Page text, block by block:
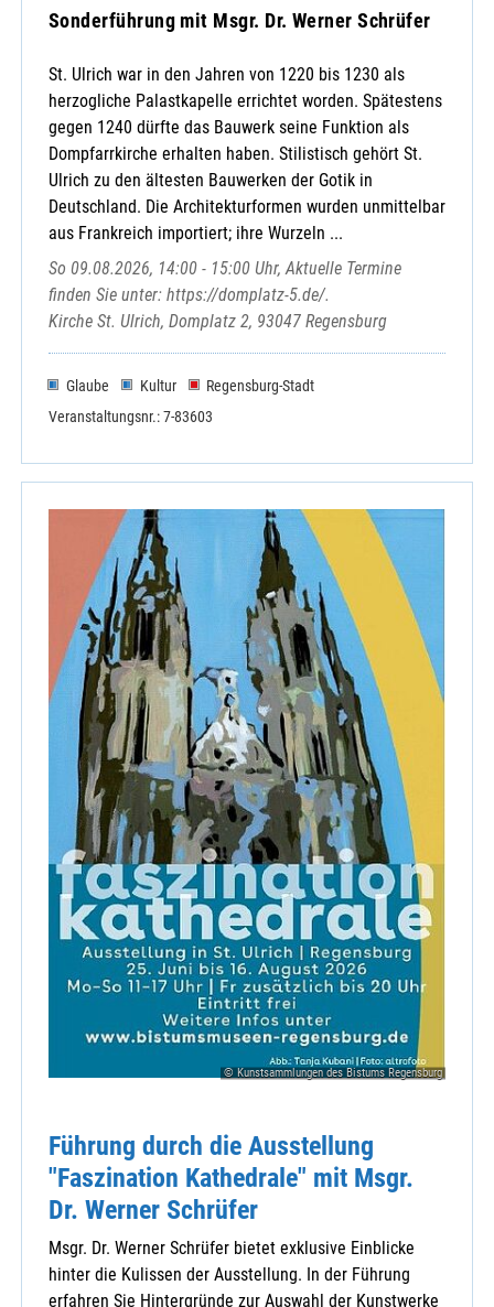
Utzenhofen / St. Vitus
Vilshofen / St. Michael
Caritas-Verband
Ehevorbereitung
Elternschule
Malteser Hilfsdienst e.V.
Sozialdienst Kath. Frauen
Sonderführung mit Msgr. Dr. Werner Schrüfer
St. Ulrich war in den Jahren von 1220 bis 1230 als
herzogliche Palastkapelle errichtet worden. Spätestens
gegen 1240 dürfte das Bauwerk seine Funktion als
Dompfarrkirche erhalten haben. Stilistisch gehört St.
Ulrich zu den ältesten Bauwerken der Gotik in
Deutschland. Die Architekturformen wurden unmittelbar
aus Frankreich importiert; ihre Wurzeln ...
So 09.08.2026, 14:00 - 15:00 Uhr, Aktuelle Termine
finden Sie unter: https://domplatz-5.de/.
Kirche St. Ulrich, Domplatz 2, 93047 Regensburg
Glaube Kultur
Regensburg-Stadt
Veranstaltungsnr.: 7-83603
© Kunstsammlungen des Bistums Regensburg
Führung durch die Ausstellung
"Faszination Kathedrale" mit Msgr.
Dr. Werner Schrüfer
Msgr. Dr. Werner Schrüfer bietet exklusive Einblicke
hinter die Kulissen der Ausstellung. In der Führung
erfahren Sie Hintergründe zur Auswahl der Kunstwerke